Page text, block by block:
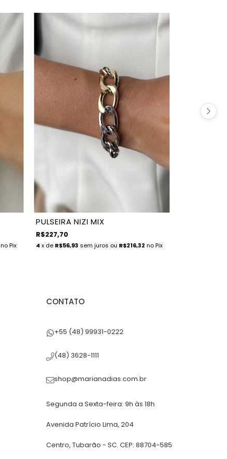
no Pix
PULSEIRA NIZI MIX
R$227,70
4 x de R$56,93 sem juros ou R$216,32 no Pix
CONTATO
+55 (48) 99931-0222
(48) 3628-1111
shop@marianadias.com.br
Segunda a Sexta-feira: 9h às 18h
Avenida Patrício Lima, 204
Centro, Tubarão - SC. CEP: 88704-585